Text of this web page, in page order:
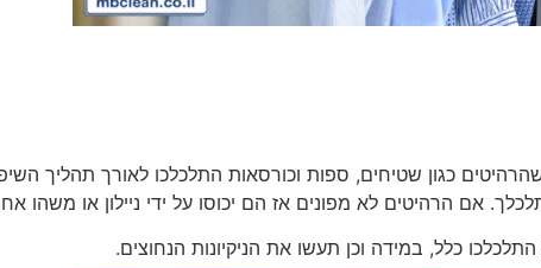
כגון שטיחים, ספות וכורסאות התלכלכו לאורך תהליך
אם הרהיטים לא מפונים אז הם יכוסו על ידי ניילון או משהו
כלל, במידה וכן תעשו את הניקיונות הנחוצים.